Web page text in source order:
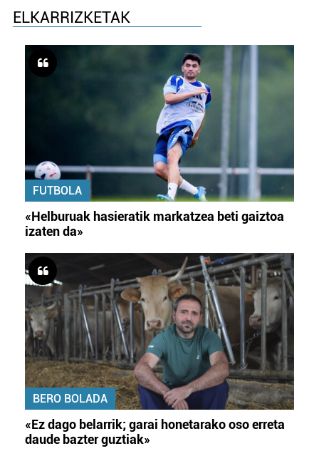
ELKARRIZKETAK
FUTBOLA
«Helburuak hasieratik markatzea beti gaiztoa
izaten da»
BERO BOLADA
«Ez dago belarrik; garai honetarako oso erreta
daude bazter guztiak»